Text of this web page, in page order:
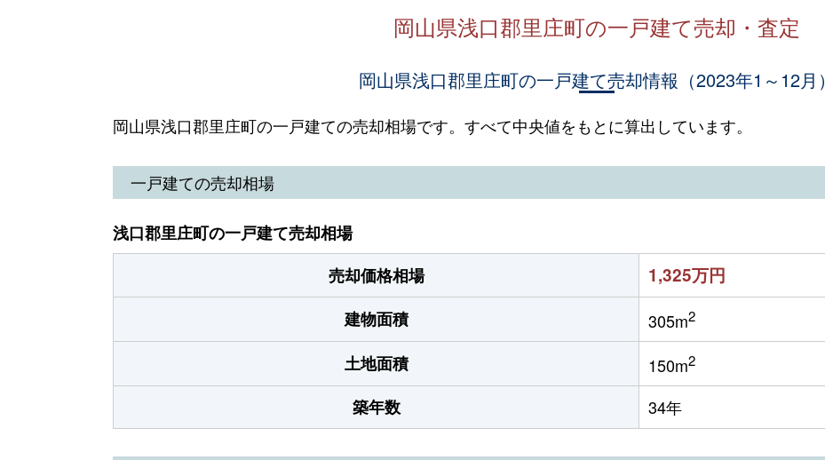
岡山県浅口郡里庄町の一戸建て売却・査定
岡山県浅口郡里庄町の一戸建て売却情報（2023年1～12月）
岡山県浅口郡里庄町の一戸建ての売却相場です。すべて中央値をもとに算出しています。
一戸建ての売却相場
浅口郡里庄町の一戸建て売却相場
売却価格相場
1,325万円
建物面積 305m2
土地面積 150m2
築年数 34年